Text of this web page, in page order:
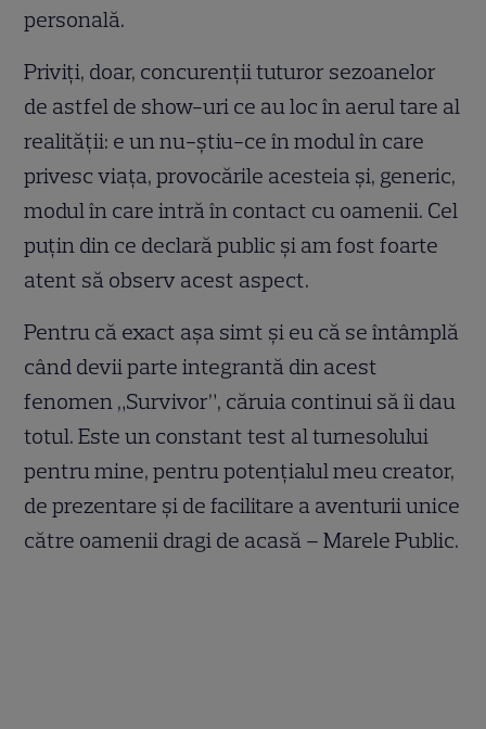
personală.
Priviți, doar, concurenții tuturor sezoanelor
de astfel de show-uri ce au loc în aerul tare al
realității: e un nu-știu-ce în modul în care
privesc viața, provocările acesteia și, generic,
modul în care intră în contact cu oamenii. Cel
puțin din ce declară public și am fost foarte
atent să observ acest aspect.
Pentru că exact așa simt și eu că se întâmplă
când devii parte integrantă din acest
fenomen „Survivor”, căruia continui să îi dau
totul. Este un constant test al turnesolului
pentru mine, pentru potențialul meu creator,
de prezentare și de facilitare a aventurii unice
către oamenii dragi de acasă – Marele Public.